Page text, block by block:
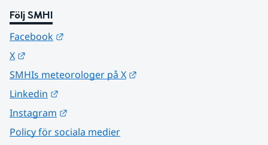
Följ SMHI
Facebook
X
SMHIs meteorologer på X
Linkedin
Instagram
Policy för sociala medier